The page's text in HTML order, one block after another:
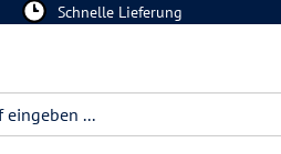
Schnelle Lieferung